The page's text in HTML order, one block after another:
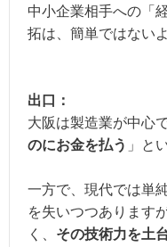
中小企業相手への「
拓は、簡単ではない
出口：
大阪は製造業が中心
のにお金を払う 」と
一方で、現代では単
を失いつつあります
く、 その技術力を土